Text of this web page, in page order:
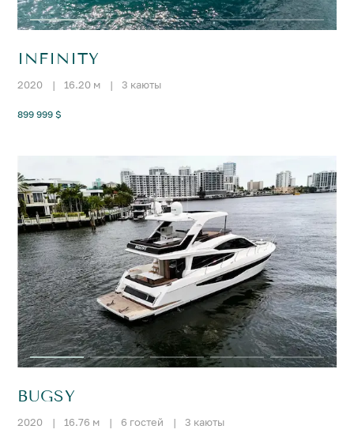
INFINITY
2020 | 16.20 м | 3 каюты
899 999 $
BUGSY
2020 | 16.76 м | 6 гостей | 3 каюты